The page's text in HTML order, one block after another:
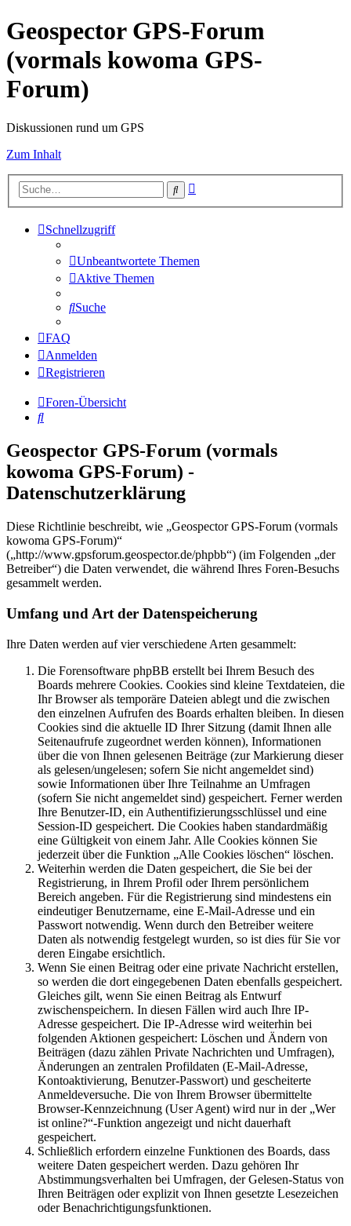
Geospector GPS-Forum
(vormals kowoma GPS-
Forum)
Diskussionen rund um GPS
Zum Inhalt
Suche
Schnellzugriff
Unbeantwortete Themen
Aktive Themen
Suche
FAQ
Anmelden
Registrieren
Foren-Übersicht
Suche
Geospector GPS-Forum (vormals
kowoma GPS-Forum) -
Datenschutzerklärung
Diese Richtlinie beschreibt, wie „Geospector GPS-Forum (vormals
kowoma GPS-Forum)“
(„http://www.gpsforum.geospector.de/phpbb“) (im Folgenden „der
Betreiber“) die Daten verwendet, die während Ihres Foren-Besuchs
gesammelt werden.
Umfang und Art der Datenspeicherung
Ihre Daten werden auf vier verschiedene Arten gesammelt:
Die Forensoftware phpBB erstellt bei Ihrem Besuch des
Boards mehrere Cookies. Cookies sind kleine Textdateien, die
Ihr Browser als temporäre Dateien ablegt und die zwischen
den einzelnen Aufrufen des Boards erhalten bleiben. In diesen
Cookies sind die aktuelle ID Ihrer Sitzung (damit Ihnen alle
Seitenaufrufe zugeordnet werden können), Informationen
über die von Ihnen gelesenen Beiträge (zur Markierung dieser
als gelesen/ungelesen; sofern Sie nicht angemeldet sind)
sowie Informationen über Ihre Teilnahme an Umfragen
(sofern Sie nicht angemeldet sind) gespeichert. Ferner werden
Ihre Benutzer-ID, ein Authentifizierungsschlüssel und eine
Session-ID gespeichert. Die Cookies haben standardmäßig
eine Gültigkeit von einem Jahr. Alle Cookies können Sie
jederzeit über die Funktion „Alle Cookies löschen“ löschen.
Weiterhin werden die Daten gespeichert, die Sie bei der
Registrierung, in Ihrem Profil oder Ihrem persönlichem
Bereich angeben. Für die Registrierung sind mindestens ein
eindeutiger Benutzername, eine E-Mail-Adresse und ein
Passwort notwendig. Wenn durch den Betreiber weitere
Daten als notwendig festgelegt wurden, so ist dies für Sie vor
deren Eingabe ersichtlich.
Wenn Sie einen Beitrag oder eine private Nachricht erstellen,
so werden die dort eingegebenen Daten ebenfalls gespeichert.
Gleiches gilt, wenn Sie einen Beitrag als Entwurf
zwischenspeichern. In diesen Fällen wird auch Ihre IP-
Adresse gespeichert. Die IP-Adresse wird weiterhin bei
folgenden Aktionen gespeichert: Löschen und Ändern von
Beiträgen (dazu zählen Private Nachrichten und Umfragen),
Änderungen an zentralen Profildaten (E-Mail-Adresse,
Kontoaktivierung, Benutzer-Passwort) und gescheiterte
Anmeldeversuche. Die von Ihrem Browser übermittelte
Browser-Kennzeichnung (User Agent) wird nur in der „Wer
ist online?“-Funktion angezeigt und nicht dauerhaft
gespeichert.
Schließlich erfordern einzelne Funktionen des Boards, dass
weitere Daten gespeichert werden. Dazu gehören Ihr
Abstimmungsverhalten bei Umfragen, der Gelesen-Status von
Ihren Beiträgen oder explizit von Ihnen gesetzte Lesezeichen
oder Benachrichtigungsfunktionen.